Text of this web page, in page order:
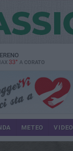
33° A CORATO
METEO VIDEO